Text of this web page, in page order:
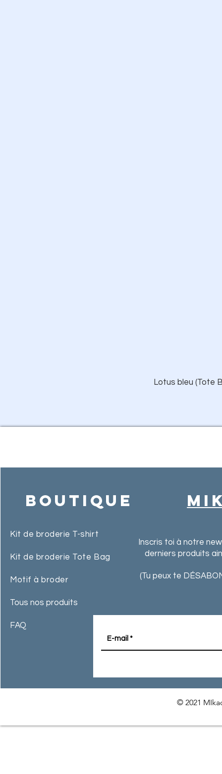
Lotus bleu (Tote
Boutique
Kit de broderie T-shirt
Kit de broderie Tote Bag
Motif à broder
Tous nos produits
FAQ
Inscris toi à notre
derniers produits
(Tu peux te
© 2021